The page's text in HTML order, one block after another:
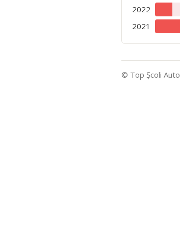
2022
2021
© Top Şcoli Auto